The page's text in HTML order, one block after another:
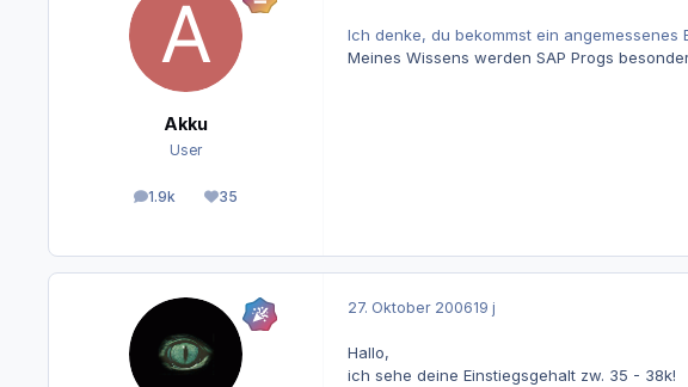
Akku
User
1.9k
Beiträge 35
Reputation
Ich denke, du bekommst ein angemessenes
Meines Wissens werden SAP Progs
27. Oktober 200619 j
Hallo,
ich sehe deine Einstiegsgehalt zw. 35 - 38k!